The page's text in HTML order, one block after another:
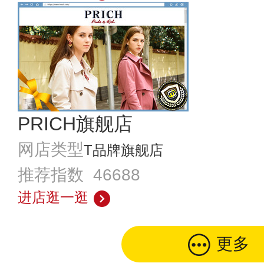
PRICH旗舰店
网店类型T品牌旗舰店
推荐指数 46688
进店逛一逛
更多